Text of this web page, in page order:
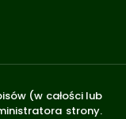
(w całości lub
strony.